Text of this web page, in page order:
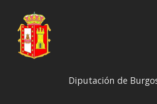
Diputación de